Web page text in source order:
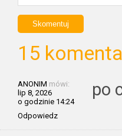
15
ANONIM mówi:
lip 8, 2026
o godzinie 14:24
Odpowiedz
po